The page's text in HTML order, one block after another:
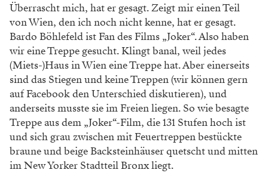
Überrascht mich, hat er gesagt. Zeigt mir einen Teil
von Wien, den ich noch nicht kenne, hat er gesagt.
Bardo Böhlefeld ist Fan des Films „Joker“. Also haben
wir eine Treppe gesucht. Klingt banal, weil jedes
(Miets-)Haus in Wien eine Treppe hat. Aber einerseits
sind das Stiegen und keine Treppen (wir können gern
auf Facebook den Unterschied diskutieren), und
anderseits musste sie im Freien liegen. So wie besagte
Treppe aus dem „­Joker“-Film, die 131 Stufen hoch ist
und sich grau zwischen mit Feuertreppen bestückte
braune und beige Backsteinhäuser quetscht und mitten
im New Yorker Stadtteil Bronx liegt.